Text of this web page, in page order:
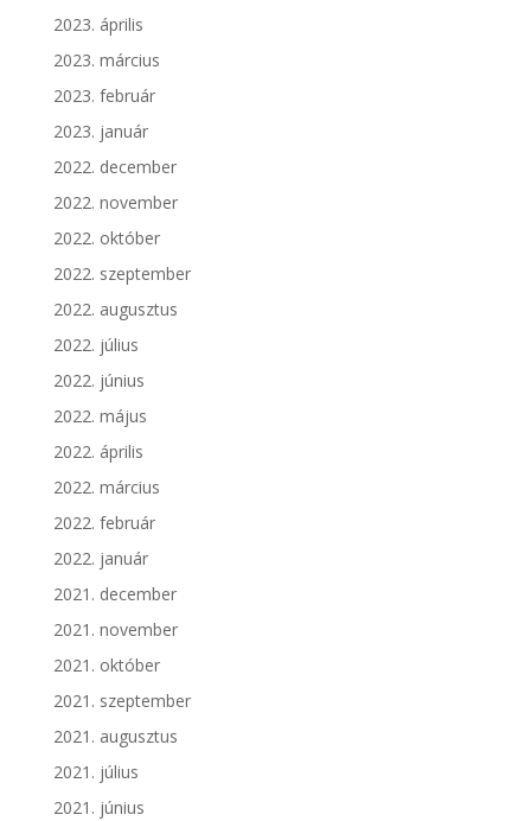
2023. április
2023. március
2023. február
2023. január
2022. december
2022. november
2022. október
2022. szeptember
2022. augusztus
2022. július
2022. június
2022. május
2022. április
2022. március
2022. február
2022. január
2021. december
2021. november
2021. október
2021. szeptember
2021. augusztus
2021. július
2021. június